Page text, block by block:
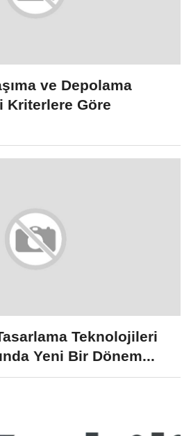
ve Depolama
Kriterlere Göre
Teknolojileri
Yeni Bir Dönem...